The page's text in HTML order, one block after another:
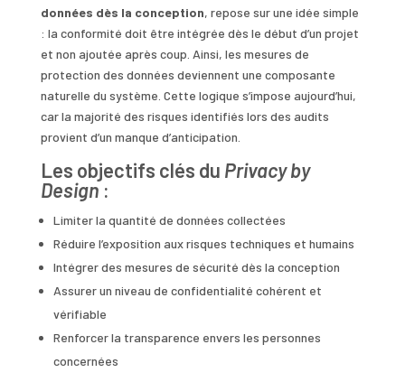
données dès la conception, repose sur une idée simple
: la conformité doit être intégrée dès le début d’un projet
et non ajoutée après coup. Ainsi, les mesures de
protection des données deviennent une composante
naturelle du système. Cette logique s’impose aujourd’hui,
car la majorité des risques identifiés lors des audits
provient d’un manque d’anticipation.
Les objectifs clés du Privacy by
Design:
Limiter la quantité de données collectées
Réduire l’exposition aux risques techniques et humains
Intégrer des mesures de sécurité dès la conception
Assurer un niveau de confidentialité cohérent et
vérifiable
Renforcer la transparence envers les personnes
concernées